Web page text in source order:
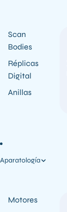
Scan
Bodies
Réplicas
Digital
Anillas
Aparatología
Motores